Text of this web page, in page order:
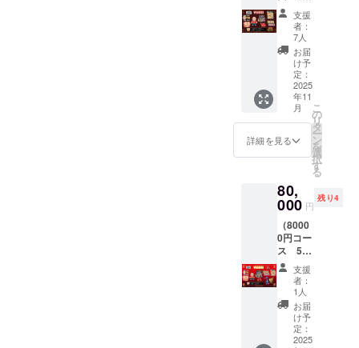
WEB配
信を期
間限定
にて視
聴可能
です）
（イベ
ントと
ゲーム
物のタ
イミン
すの
で、提
供時期
は配布
物の場
合とし
ており
ます）
リクエ
スト劇
版」
追加ス
タッフ
ロール
にお名
前掲載
・実録
ゲーム
スト
ワール
アー大
阪編」
にモブ
キャラ
として
登場！
（セ
リフの
み）
ド（大
阪版）
・特製
壁紙 ・
サイン
入り特
製クリ
アファ
イル ・
実録
ゲーム
スト
ワール
アー大
阪編」
Web配
布 ・実
録ゲー
「ファ
イナル
リクエ
スト
人限
定） ・
「ファ
イナル
リクエ
スト劇
場版」
上映会
＆トー
ク
ショー
参加チ
会参加
チケッ
ト（飲
食費
別） ・
特製ア
クリル
スタン
ド（大
阪版）
・特製
壁紙 ・
サイン
支援
者：
7人
お届
け予
定：
2025
年11
月
詳細を見る
こ
の
リ
タ
ー
ン
を
選
択
す
る
80,
000 円
残り4
（8000
0円コー
ス 5人
限定）
・
「ファ
イナル
リクエ
スト劇
場版」
支援
者：
1人
お届
け予
定：
2025